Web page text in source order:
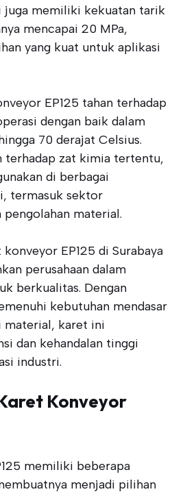
juga memiliki kekuatan tarik
mencapai 20 MPa,
yang kuat untuk aplikasi
EP125 tahan terhadap
dengan baik dalam
70 derajat Celsius.
terhadap zat kimia tertentu,
di berbagai
termasuk sektor
pengolahan material.
EP125 di Surabaya
perusahaan dalam
berkualitas. Dengan
kebutuhan mendasar
material, karet ini
dan kehandalan tinggi
industri.
Konveyor
memiliki beberapa
menjadi pilihan